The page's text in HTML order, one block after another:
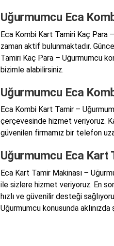
Uğurmumcu Eca
Eca Kombi Kart Tamiri Kaç Para
zaman aktif bulunmaktadır.
Tamiri Kaç Para – Uğurmumcu
bizimle alabilirsiniz.
Uğurmumcu Eca
Eca Kombi Kart Tamir –
çerçevesinde hizmet veriyoruz.
güvenilen firmamız bir telefon
Uğurmumcu Eca Kart
Eca Kart Tamir Makinası –
ile sizlere hizmet veriyoruz. En
hızlı ve güvenilir desteği
Uğurmumcu konusunda